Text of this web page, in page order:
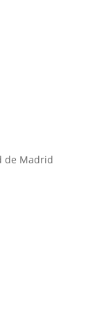
de Madrid